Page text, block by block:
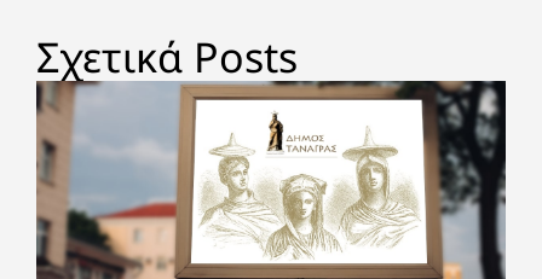
Σχετικά Posts